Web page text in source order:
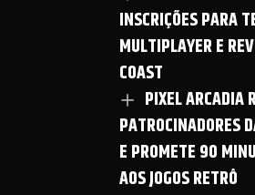
INSCRIÇÕES PARA
MULTIPLAYER E
COAST
PIXEL ARCADIA
PATROCINADORES
E PROMETE 90
AOS JOGOS RETRÔ